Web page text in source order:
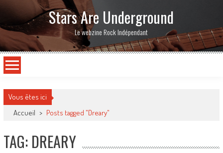
Stars Are Underground
Le webzine Rock Indépendant
Vous êtes ici
Accueil > Posts tagged "Dreary"
TAG: DREARY